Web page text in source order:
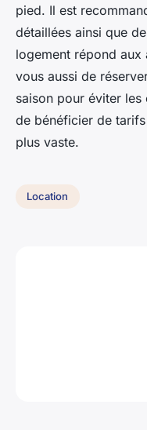
pied. Il est
détaillées ainsi que
logement répond
vous aussi de
saison pour éviter
de bénéficier de
plus vaste.
Location